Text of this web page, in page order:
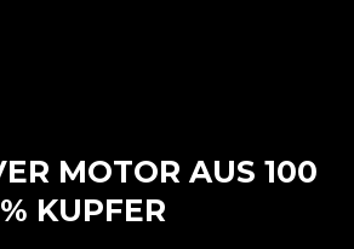
% KUPFER